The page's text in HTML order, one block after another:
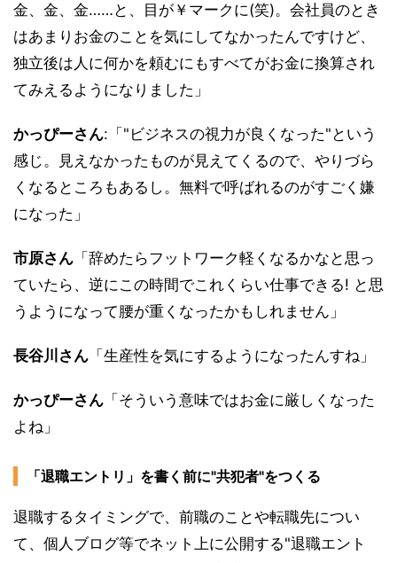
金、金、金……と、目が￥マークに(笑)。会社員のとき
はあまりお金のことを気にしてなかったんですけど、
独立後は人に何かを頼むにもすべてがお金に換算され
てみえるようになりました」
かっぴーさん:「"ビジネスの視力が良くなった"という
感じ。見えなかったものが見えてくるので、やりづら
くなるところもあるし。無料で呼ばれるのがすごく嫌
になった」
市原さん 「辞めたらフットワーク軽くなるかなと思っ
ていたら、逆にこの時間でこれくらい仕事できる! と思
うようになって腰が重くなったかもしれません」
長谷川さん 「生産性を気にするようになったんすね」
かっぴーさん 「そういう意味ではお金に厳しくなった
よね」
「退職エントリ」を書く前に"共犯者"をつくる
退職するタイミングで、前職のことや転職先につい
て、個人ブログ等でネット上に公開する"退職エント